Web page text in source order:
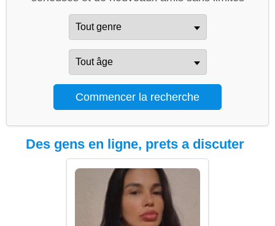
Des gens en ligne, prets a discuter